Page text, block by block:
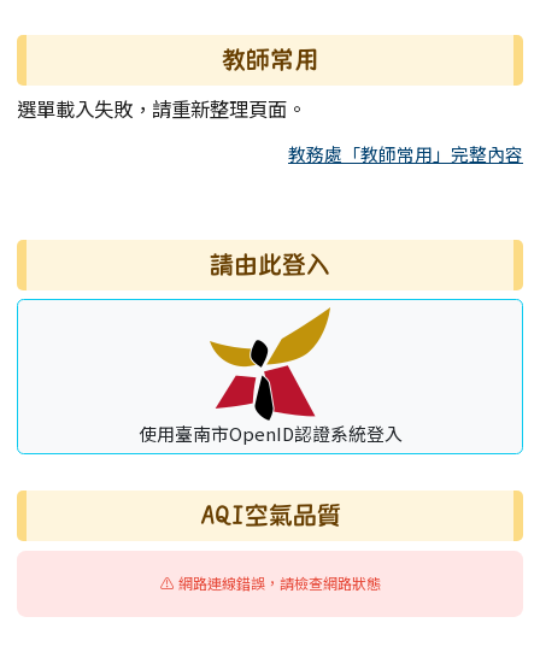
教師常用
選單載入失敗，請重新整理頁面。
教務處「教師常用」完整內容
右邊區域內容 請由此登入
使用臺南市OpenID認證系統登入
AQI空氣品質
⚠️ 網路連線錯誤，請檢查網路狀態